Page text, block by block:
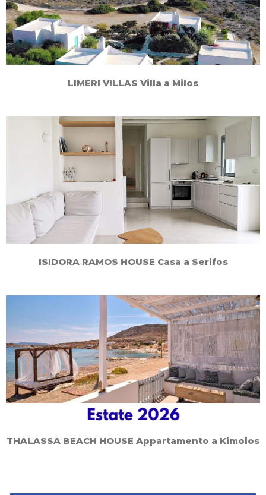
LIMERI VILLAS Villa a Milos
ISIDORA RAMOS HOUSE Casa a Serifos
THALASSA BEACH HOUSE Appartamento a Kimolos